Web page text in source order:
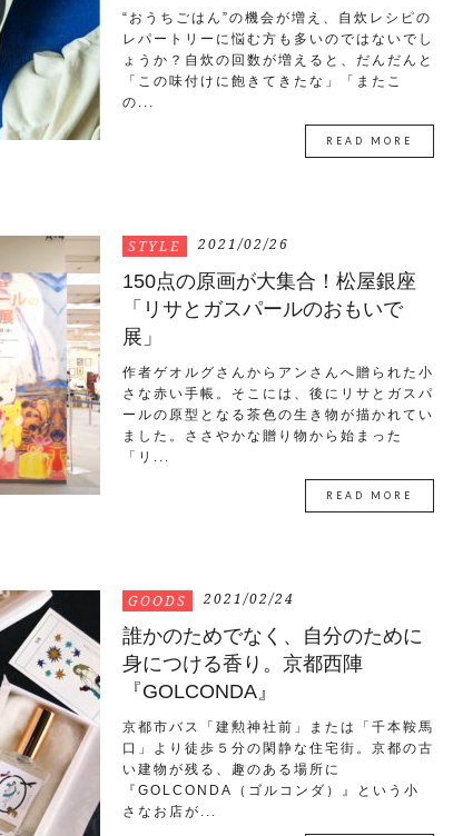
“おうちごはん”の機会が増え、自炊レシピの
レパートリーに悩む方も多いのではないでし
ょうか？自炊の回数が増えると、だんだんと
「この味付けに飽きてきたな」「またこ
の...
READ MORE
STYLE 2021/02/26
150点の原画が大集合！松屋銀座
「リサとガスパールのおもいで
展」
作者ゲオルグさんからアンさんへ贈られた小
さな赤い手帳。そこには、後にリサとガスパ
ールの原型となる茶色の生き物が描かれてい
ました。ささやかな贈り物から始まった
「リ...
READ MORE
GOODS 2021/02/24
誰かのためでなく、自分のために
身につける香り。京都西陣
『GOLCONDA』
京都市バス「建勲神社前」または「千本鞍馬
口」より徒歩５分の閑静な住宅街。京都の古
い建物が残る、趣のある場所に
『GOLCONDA（ゴルコンダ）』という小
さなお店が...